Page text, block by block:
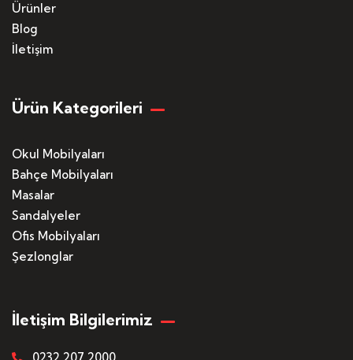
Ürünler
Blog
İletişim
Ürün Kategorileri
Okul Mobilyaları
Bahçe Mobilyaları
Masalar
Sandalyeler
Ofis Mobilyaları
Şezlonglar
İletişim Bilgilerimiz